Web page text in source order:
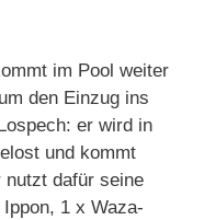
im Pool weiter
den Einzug ins
er wird in
und kommt
nutzt dafür seine
1 x Waza-